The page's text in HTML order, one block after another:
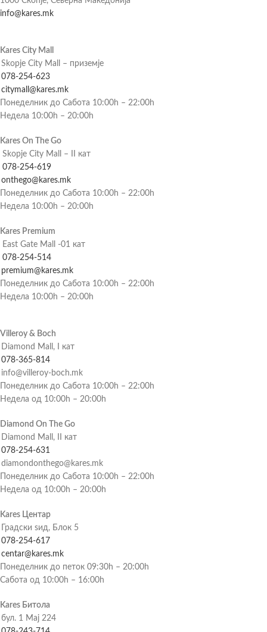
info@kares.mk
Kares City Mall
Skopje City Mall – приземје
078-254-623
citymall@kares.mk
Понеделник до Сабота 10:00h – 22:00h
Недела 10:00h – 20:00h
Kares On The Go
Skopje City Mall – II кат
078-254-619
onthego@kares.mk
Понеделник до Сабота 10:00h – 22:00h
Недела 10:00h – 20:00h
Kares Premium
East Gate Mall -01 кат
078-254-514
premium@kares.mk
Понеделник до Сабота 10:00h – 22:00h
Недела 10:00h – 20:00h
Villeroy & Boch
Diamond Mall, I кат
078-365-814
info@villeroy-boch.mk
Понеделник до Сабота 10:00h – 22:00h
Недела од 10:00h – 20:00h
Diamond On The Go
Diamond Mall, II кат
078-254-631
diamondonthego@kares.mk
Понеделник до Сабота 10:00h – 22:00h
Недела од 10:00h – 20:00h
Kares Центар
Градски ѕид, Блок 5
078-254-617
centar@kares.mk
Понеделник до петок 09:30h – 20:00h
Сабота од 10:00h – 16:00h
Kares Битола
бул. 1 Мај 224